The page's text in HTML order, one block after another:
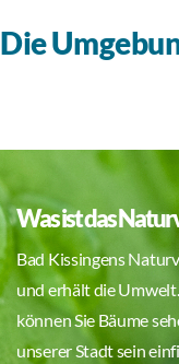
Die
Was ist das
Bad Kissingens
und erhält die
können Sie Bäume
unserer Stadt sein